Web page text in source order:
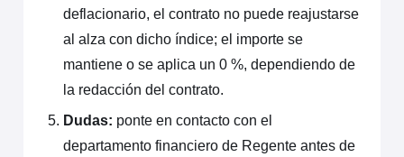
deflacionario, el contrato no puede reajustarse
al alza con dicho índice; el importe se
mantiene o se aplica un 0 %, dependiendo de
la redacción del contrato.
Dudas: ponte en contacto con el
departamento financiero de Regente antes de